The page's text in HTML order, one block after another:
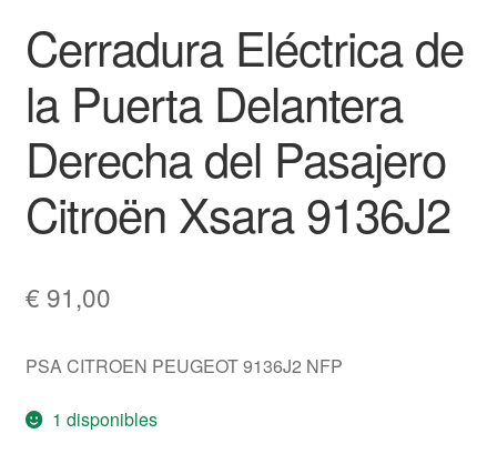
Términos y Condiciones
Transporte
Cerradura Eléctrica de
la Puerta Delantera
Derecha del Pasajero
Citroën Xsara 9136J2
€ 91,00
PSA CITROEN PEUGEOT 9136J2 NFP
1 disponibles